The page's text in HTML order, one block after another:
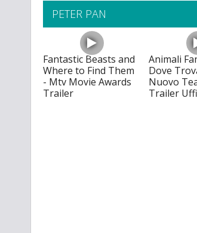
PETER PAN
Fantastic Beasts and
Where to Find Them
- Mtv Movie Awards
Trailer
Animali
Dove
Nuovo
Trailer